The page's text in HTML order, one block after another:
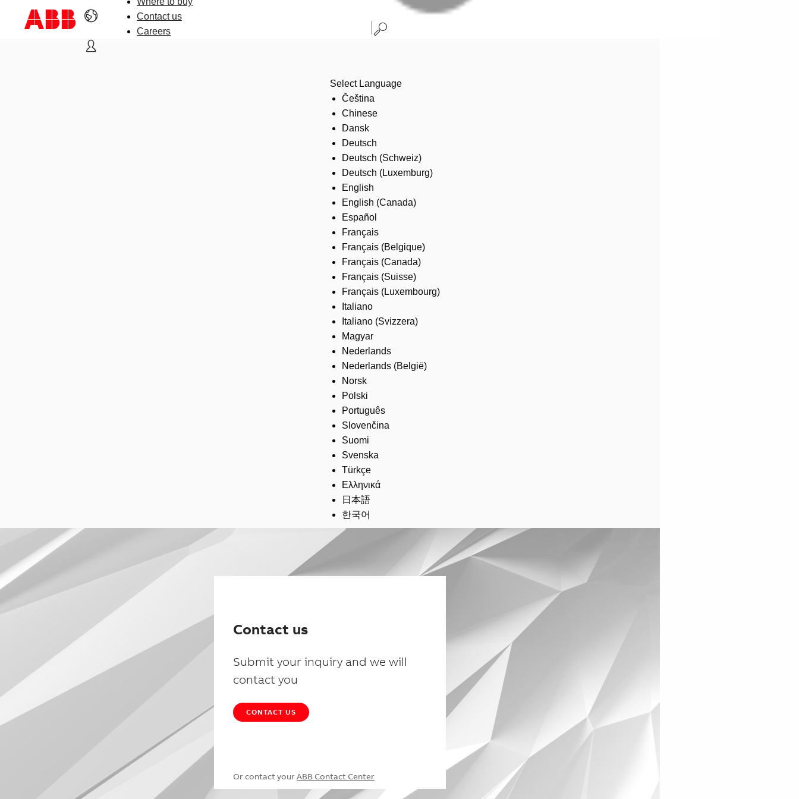
Contact us
Careers
Select Language
Čeština
Chinese
Dansk
Deutsch
Deutsch (Schweiz)
Deutsch (Luxemburg)
English
English (Canada)
Español
Français
Français (Belgique)
Français (Canada)
Français (Suisse)
Français (Luxembourg)
Italiano
Italiano (Svizzera)
Magyar
Nederlands
Nederlands (België)
Norsk
Polski
Português
Slovenčina
Suomi
Svenska
Türkçe
Ελληνικά
日本語
한국어
Contact us
Submit your inquiry and we will
contact you
CONTACT US
Or contact your ABB Contact Center